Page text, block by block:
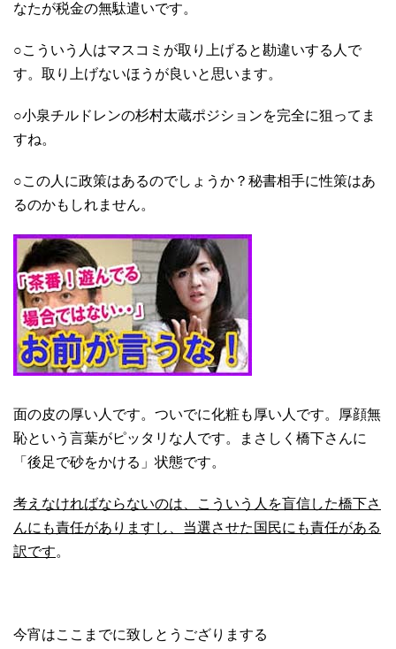
なたが税金の無駄遣いです。
○こういう人はマスコミが取り上げると勘違いする人で
す。取り上げないほうが良いと思います。
○小泉チルドレンの杉村太蔵ポジションを完全に狙ってま
すね。
○この人に政策はあるのでしょうか？秘書相手に性策はあ
るのかもしれません。
面の皮の厚い人です。ついでに化粧も厚い人です。
厚顔無
恥という言葉がピッタリな人です。まさしく橋下さんに
「後足で砂をかける」状態です。
考えなければならないのは、こういう人を盲信した橋下さ
んにも責任がありますし、当選させた国民にも責任がある
訳です。
今宵はここまでに致しとうござりまする